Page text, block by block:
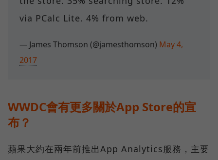
via PCalc Lite. 4% from web.
— James Thomson (@jamesthomson) May 4,
2017
WWDC會有更多關於App Store的宣
布？
蘋果大約在兩年前推出App Analytics服務，主要